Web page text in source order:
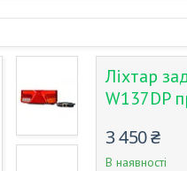
Ліхтар
W137DP
3 450 ₴
В наявності